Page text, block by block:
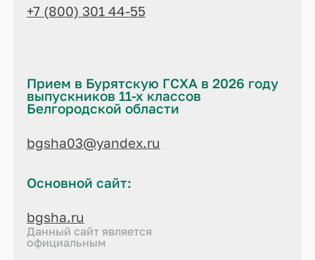
+7 (800) 301 44-55
Прием в Бурятскую ГСХА в 2026 году
выпускников 11-х классов
Белгородской области
bgsha03@yandex.ru
Основной сайт:
bgsha.ru
Данный сайт является
официальным